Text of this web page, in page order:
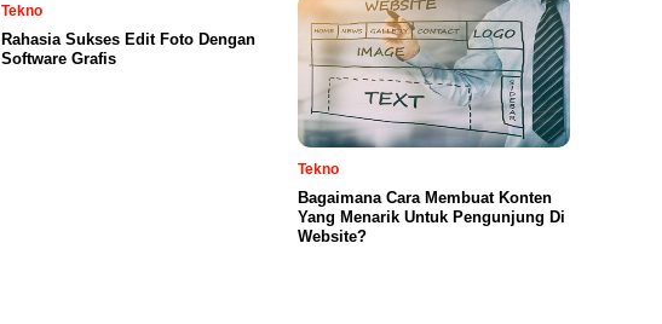
Tekno
Rahasia Sukses Edit Foto Dengan
Software Grafis
Tekno
Bagaimana Cara Membuat Konten
Yang Menarik Untuk Pengunjung Di
Website?